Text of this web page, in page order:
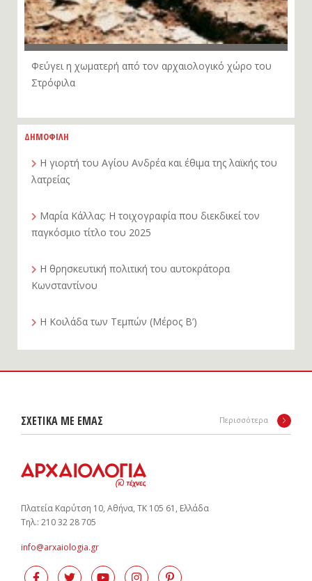
Φεύγει η χωματερή από τον αρχαιολογικό χώρο του
Στρόφιλα
ΔΗΜΟΦΙΛΗ
Η γιορτή του Αγίου Ανδρέα και έθιμα της λαϊκής του
λατρείας
Μαρία Κάλλας: Η τοιχογραφία που διεκδικεί τον
παγκόσμιο τίτλο του 2025
Η θρησκευτική πολιτική του αυτοκράτορα
Κωνσταντίνου
Η Κοιλάδα των Τεμπών (Μέρος Β’)
ΣΧΕΤΙΚΑ ΜΕ ΕΜΑΣ Περισσότερα
Πλατεία Καρύτση 10, Αθήνα, ΤΚ 105 61, Ελλάδα
Tηλ.: 210 32 28 705
info@arxaiologia.gr